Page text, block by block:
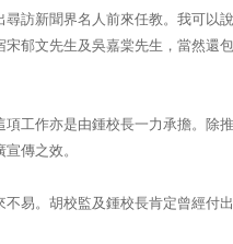
訪新聞界名人前來任教。我可以
郁文先生及吳嘉棠先生，當然
工作亦是由鍾校長一力承擔。除
傳之效。
易。胡校監及鍾校長肯定曾經付